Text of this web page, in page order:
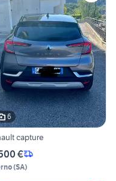
6
capture
€
(SA)